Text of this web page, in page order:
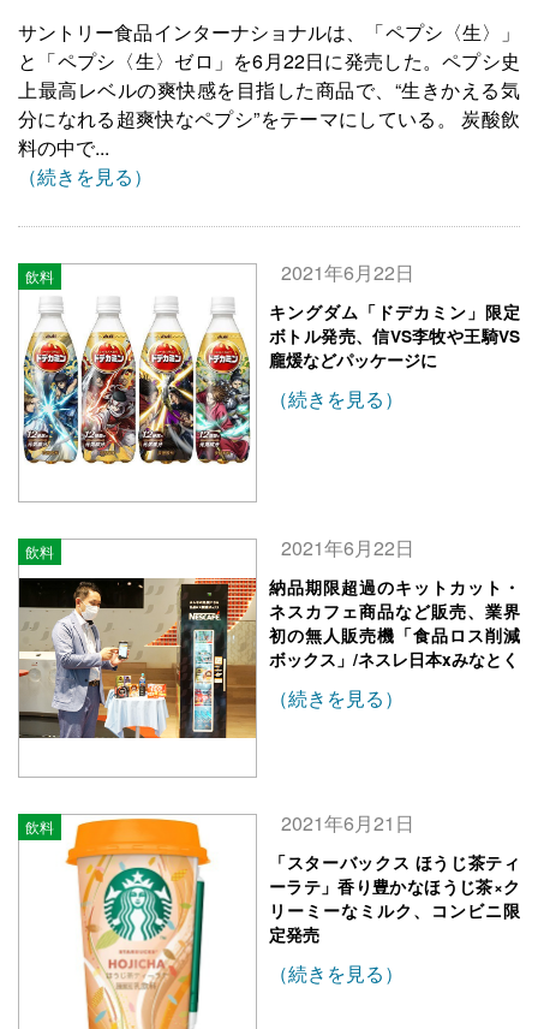
サントリー食品インターナショナルは、「ペプシ〈生〉」
と「ペプシ〈生〉ゼロ」を6月22日に発売した。ペプシ史
上最高レベルの爽快感を目指した商品で、“生きかえる気
分になれる超爽快なペプシ”をテーマにしている。 炭酸飲
料の中で...
（続きを見る）
飲料 2021年6月22日
キングダム「ドデカミン」限定
ボトル発売、信VS李牧や王騎VS
龐煖などパッケージに
（続きを見る）
飲料 2021年6月22日
納品期限超過のキットカット・
ネスカフェ商品など販売、業界
初の無人販売機「食品ロス削減
ボックス」/ネスレ日本xみなとく
（続きを見る）
飲料 2021年6月21日
「スターバックス ほうじ茶ティ
ーラテ」香り豊かなほうじ茶×ク
リーミーなミルク、コンビニ限
定発売
（続きを見る）